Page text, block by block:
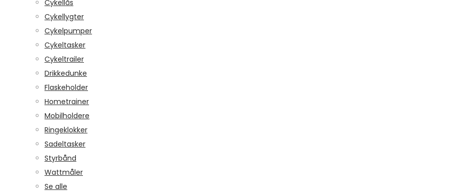
Cykellås
Cykellygter
Cykelpumper
Cykeltasker
Cykeltrailer
Drikkedunke
Flaskeholder
Hometrainer
Mobilholdere
Ringeklokker
Sadeltasker
Styrbånd
Wattmåler
Se alle